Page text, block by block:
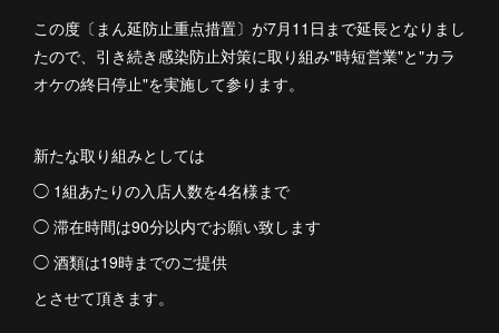
この度〔まん延防止重点措置〕が7月11日まで延長となりまし
たので、引き続き感染防止対策に取り組み"時短営業"と"カラ
オケの終日停止"を実施して参ります。
新たな取り組みとしては
◯ 1組あたりの入店人数を4名様まで
◯ 滞在時間は90分以内でお願い致します
◯ 酒類は19時までのご提供
とさせて頂きます。